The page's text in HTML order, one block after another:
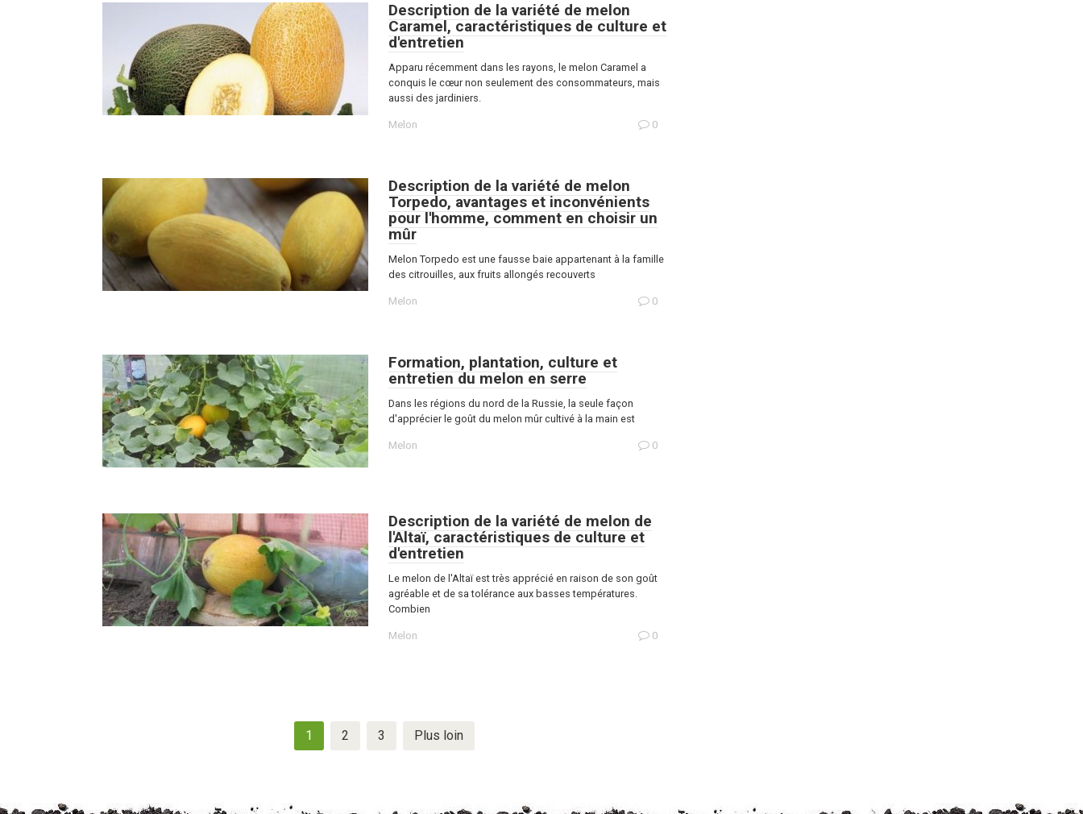
Description de la variété de melon
Caramel, caractéristiques de culture et
d'entretien
Apparu récemment dans les rayons, le melon Caramel a
conquis le cœur non seulement des consommateurs, mais
aussi des jardiniers.
Melon 0
Description de la variété de melon
Torpedo, avantages et inconvénients
pour l'homme, comment en choisir un
mûr
Melon Torpedo est une fausse baie appartenant à la famille
des citrouilles, aux fruits allongés recouverts
Melon 0
Formation, plantation, culture et
entretien du melon en serre
Dans les régions du nord de la Russie, la seule façon
d'apprécier le goût du melon mûr cultivé à la main est
Melon 0
Description de la variété de melon de
l'Altaï, caractéristiques de culture et
d'entretien
Le melon de l'Altaï est très apprécié en raison de son goût
agréable et de sa tolérance aux basses températures.
Combien
Melon 0
1 2 3 Plus loin